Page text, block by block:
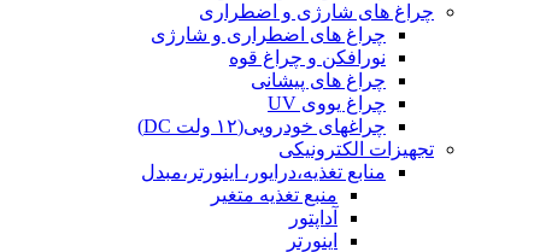
چراغ های شارژی و اضطراری
چراغ های اضطراری و شارژی
نورافکن و چراغ قوه
چراغ های پیشانی
چراغ یووی UV
چراغهای خودرویی(۱۲ ولت DC)
تجهیزات الکترونیکی
منابع تغذیه،درایور، اینورتر،مبدل
منبع تغذیه متغیر
آداپتور
اینورتر